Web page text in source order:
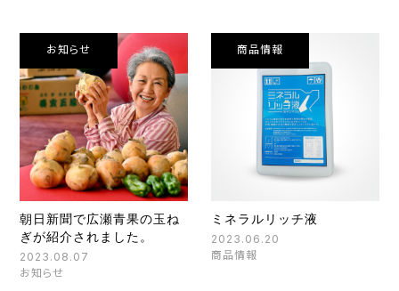
お知らせ
朝日新聞で広瀬青果の玉ね
ぎが紹介されました。
2023.08.07
お知らせ
商品情報
ミネラルリッチ液
2023.06.20
商品情報